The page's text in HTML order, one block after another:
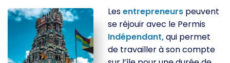
Lesentrepreneurs peuvent
se réjouir avec le Permis
Indépendant,qui permet
de travailler à son compte